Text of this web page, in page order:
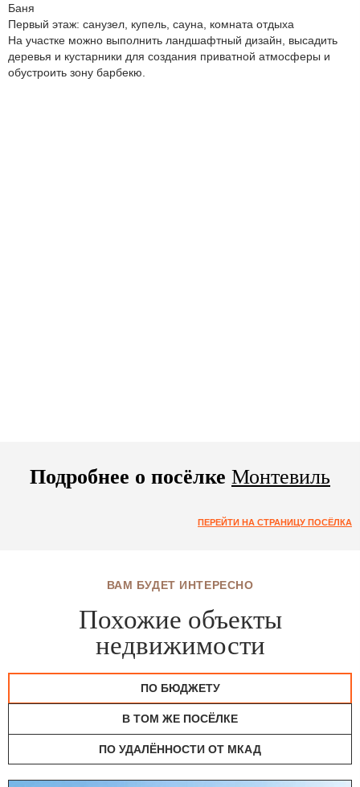
Баня
Первый этаж: санузел, купель, сауна, комната отдыха
На участке можно выполнить ландшафтный дизайн, высадить
деревья и кустарники для создания приватной атмосферы и
обустроить зону барбекю.
Подробнее о посёлке Монтевиль
ПЕРЕЙТИ НА СТРАНИЦУ ПОСЁЛКА
ВАМ БУДЕТ ИНТЕРЕСНО
Похожие объекты
недвижимости
ПО БЮДЖЕТУ
В ТОМ ЖЕ ПОСЁЛКЕ
ПО УДАЛЁННОСТИ ОТ МКАД